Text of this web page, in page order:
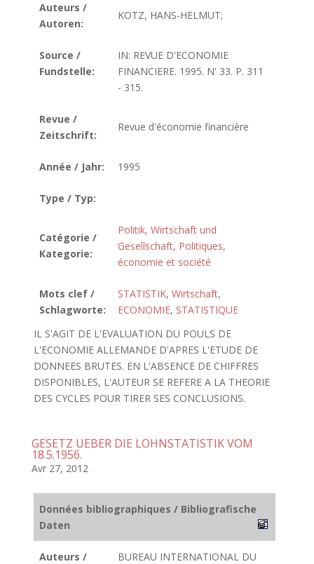
Auteurs /
Autoren:
KOTZ, HANS-HELMUT;
Source /
Fundstelle:
IN: REVUE D'ECONOMIE
FINANCIERE. 1995. N' 33. P. 311
- 315.
Revue /
Zeitschrift:
Revue d'économie financière
Année / Jahr: 1995
Type / Typ:
Catégorie /
Kategorie:
Politik, Wirtschaft und
Gesellschaft, Politiques,
économie et société
Mots clef /
Schlagworte:
STATISTIK, Wirtschaft,
ECONOMIE, STATISTIQUE
IL S'AGIT DE L'EVALUATION DU POULS DE
L'ECONOMIE ALLEMANDE D'APRES L'ETUDE DE
DONNEES BRUTES. EN L'ABSENCE DE CHIFFRES
DISPONIBLES, L'AUTEUR SE REFERE A LA THEORIE
DES CYCLES POUR TIRER SES CONCLUSIONS.
GESETZ UEBER DIE LOHNSTATISTIK VOM
18.5.1956.
Avr 27, 2012
Données bibliographiques / Bibliografische
Daten
Auteurs /
BUREAU INTERNATIONAL DU